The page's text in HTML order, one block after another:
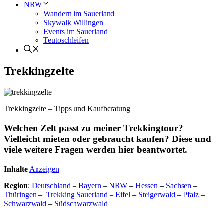
NRW
Wandern im Sauerland
Skywalk Willingen
Events im Sauerland
Teutoschleifen
Trekkingzelte
Trekkingzelte – Tipps und Kaufberatung
Welchen Zelt passt zu meiner Trekkingtour?
Vielleicht mieten oder gebraucht kaufen? Diese und
viele weitere Fragen werden hier beantwortet.
Inhalte Anzeigen
Region: Deutschland – Bayern – NRW – Hessen – Sachsen –
Thüringen – Trekking Sauerland – Eifel – Steigerwald – Pfalz –
Schwarzwald – Südschwarzwald